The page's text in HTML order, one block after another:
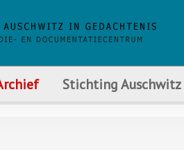
Stichting Auschwitz